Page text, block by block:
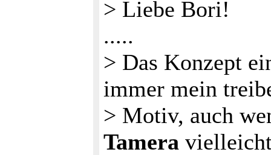
> Liebe Bori!
.....
> Das Konzept
immer mein
> Motiv, auch
Tamera